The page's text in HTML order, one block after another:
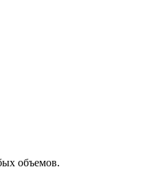
объемов.